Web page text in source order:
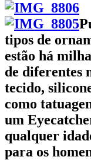
tipos de
estão há
de diferentes
tecido,
como
um
qualquer
para os